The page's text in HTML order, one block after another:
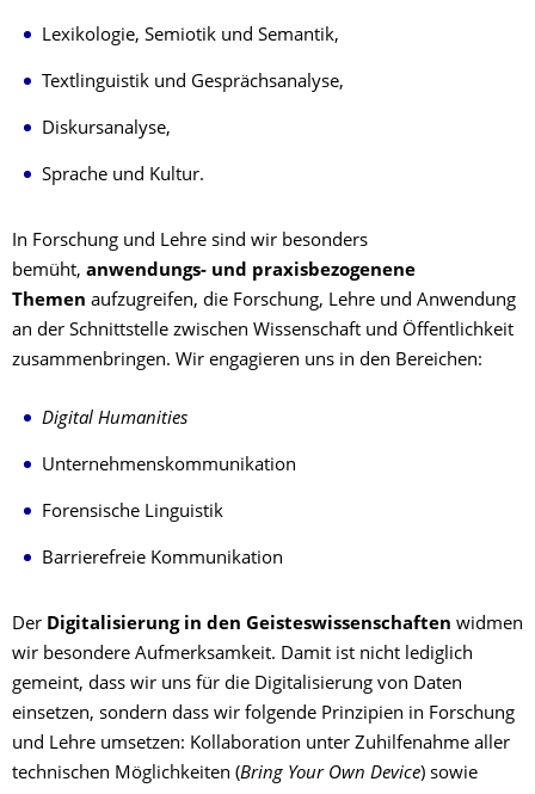
Lexikologie, Semiotik und Semantik,
Textlinguistik und Gesprächsanalyse,
Diskursanalyse,
Sprache und Kultur.
In Forschung und Lehre sind wir besonders
bemüht, anwendungs- und praxisbezogenene
Themen aufzugreifen, die Forschung, Lehre und Anwendung
an der Schnittstelle zwischen Wissenschaft und Öffentlichkeit
zusammenbringen. Wir engagieren uns in den Bereichen:
Digital Humanities
Unternehmenskommunikation
Forensische Linguistik
Barrierefreie Kommunikation
Der Digitalisierung in den Geisteswissenschaften widmen
wir besondere Aufmerksamkeit. Damit ist nicht lediglich
gemeint, dass wir uns für die Digitalisierung von Daten
einsetzen, sondern dass wir folgende Prinzipien in Forschung
und Lehre umsetzen: Kollaboration unter Zuhilfenahme aller
technischen Möglichkeiten (Bring Your Own Device) sowie